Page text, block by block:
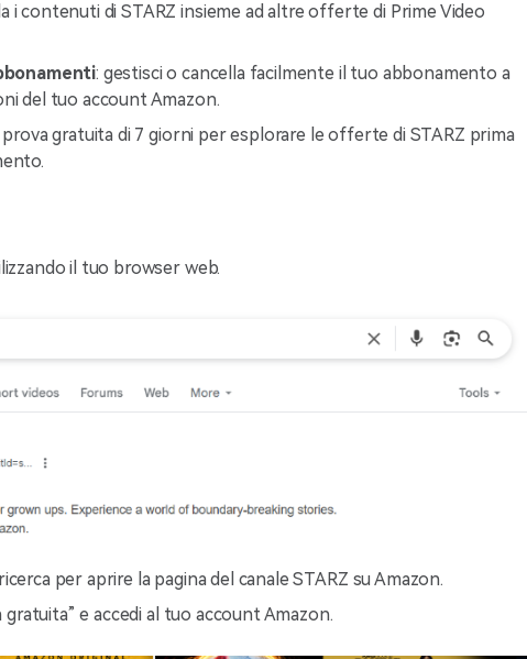
i contenuti di STARZ insieme ad altre offerte di Prime Video
: gestisci o cancella facilmente il tuo abbonamento a
del tuo account Amazon.
prova gratuita di 7 giorni per esplorare le offerte di STARZ prima
il tuo browser web.
per aprire la pagina del canale STARZ su Amazon.
e accedi al tuo account Amazon.